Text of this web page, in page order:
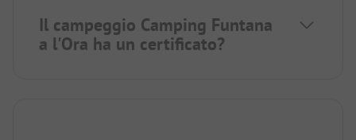
Il campeggio Camping Funtana
a l'Ora ha un certificato?